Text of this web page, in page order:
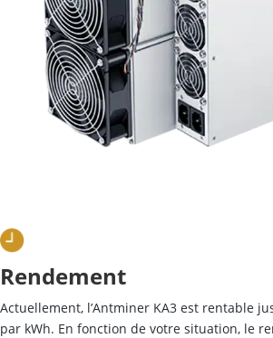
Rendement
Actuellement, l’Antminer KA3 est rentable
par kWh. En fonction de votre situation, le